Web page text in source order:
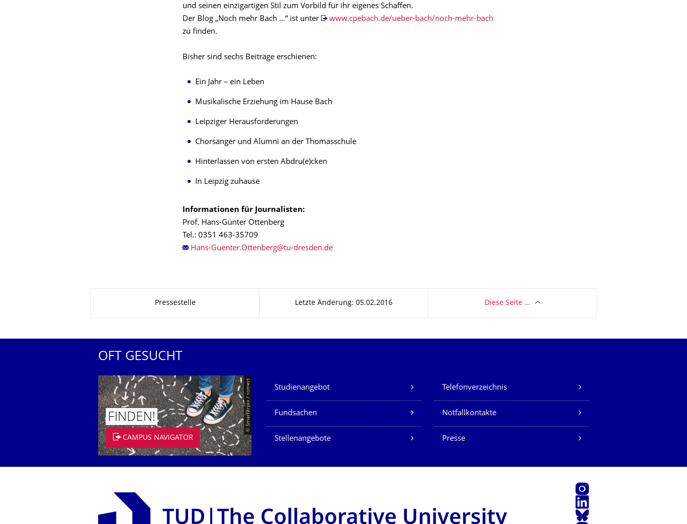
und seinen einzigartigen Stil zum Vorbild für ihr eigenes Schaffen.
Der Blog „Noch mehr Bach …“ ist unter
www.cpebach.de/ueber-bach/noch-mehr-bach
zu finden.
Bisher sind sechs Beiträge erschienen:
Ein Jahr – ein Leben
Musikalische Erziehung im Hause Bach
Leipziger Herausforderungen
Chorsänger und Alumni an der Thomasschule
Hinterlassen von ersten Abdru(e)cken
In Leipzig zuhause
Informationen für Journalisten:
Prof. Hans-Günter Ottenberg
Tel.: 0351 463-35709
Pressestelle Letzte Änderung: 05.02.2016 Diese Seite …
OFT GESUCHT
© Smarterpix / tomert
FINDEN!
CAMPUS NAVIGATOR
Unsere Dienste
Studienangebot Telefonverzeichnis
Fundsachen Notfallkontakte
Stellenangebote Presse
Instagram
LinkedIn
Bluesky